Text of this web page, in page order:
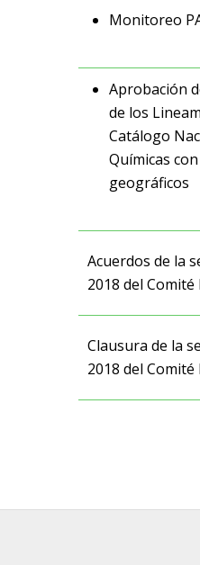
Monitoreo
Aprobación
de los
Catálogo
Químicas
geográficos
Acuerdos de la
2018 del Comité
Clausura de la
2018 del Comité